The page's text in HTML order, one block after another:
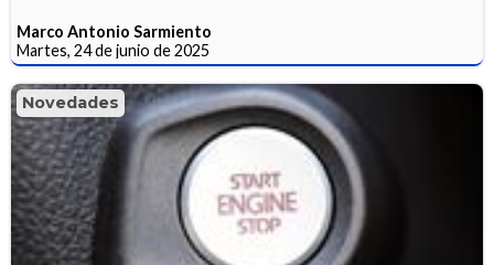
Marco Antonio Sarmiento
Martes, 24 de junio de 2025
Novedades